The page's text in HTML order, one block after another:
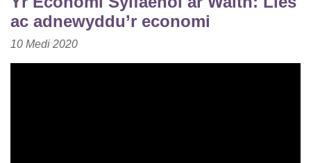
ac adnewyddu’r economi
10 Medi 2020